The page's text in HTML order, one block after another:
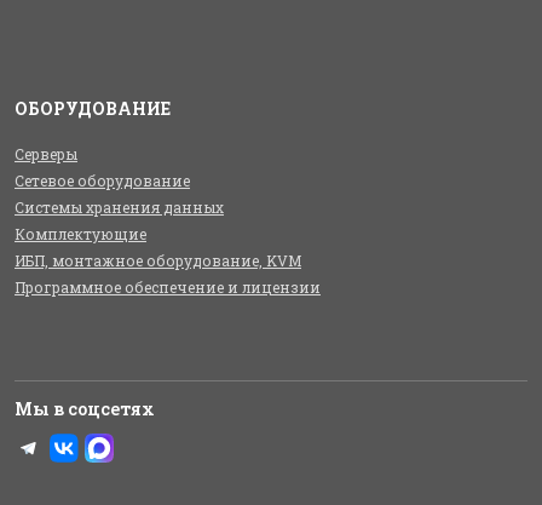
ОБОРУДОВАНИЕ
Серверы
Сетевое оборудование
Системы хранения данных
Комплектующие
ИБП, монтажное оборудование, KVM
Программное обеспечение и лицензии
Мы в соцсетях